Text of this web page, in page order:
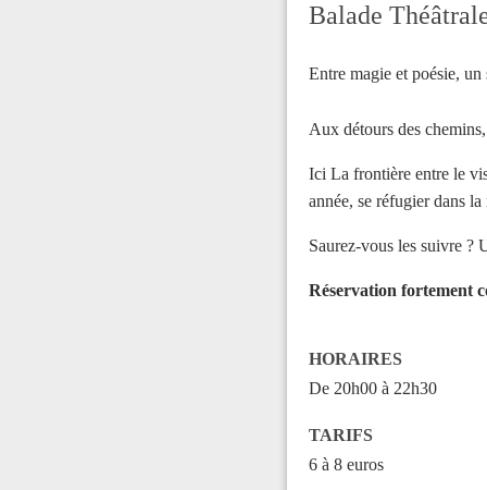
Balade
Entre magie et poésie,
Aux détours des
Ici La frontière entre le
année, se réfugier dans la
Saurez-vous les suivre ?
Réservation fortement
HORAIRES
De 20h00 à 22h30
TARIFS
6 à 8 euros